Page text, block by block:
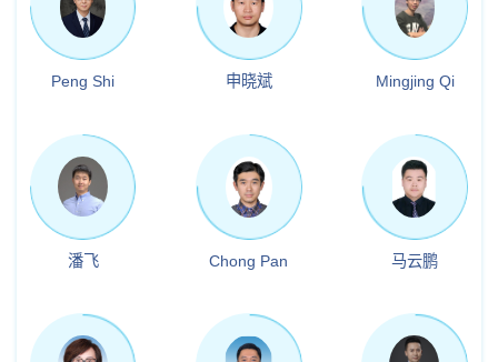
Peng Shi 申晓斌 Mingjing Qi
潘飞 Chong Pan 马云鹏